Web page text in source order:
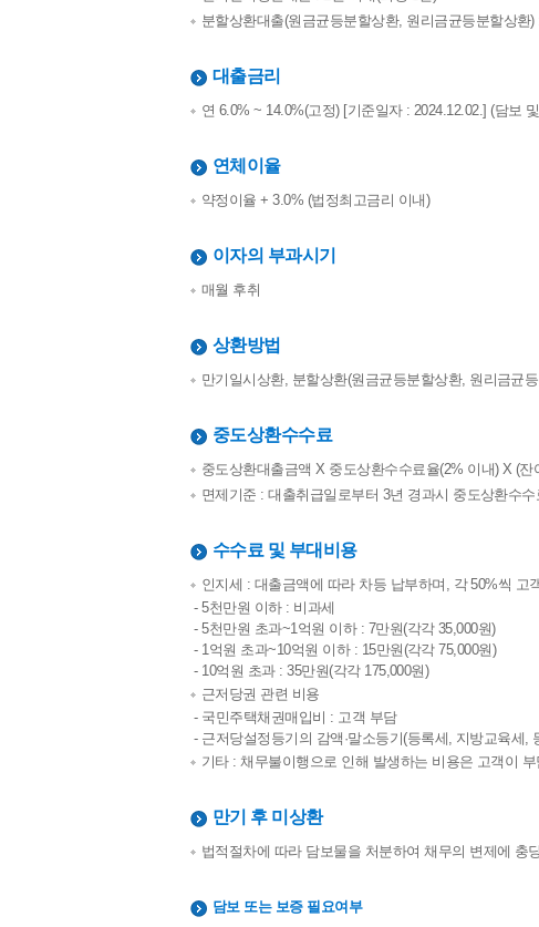
분할상환대출(원금균등분할상환, 원리금균등분할상환)
대출금리
연 6.0% ~ 14.0%(고정) [기준일자 : 2024.12.02.] (담보
연체이율
약정이율 + 3.0% (법정최고금리 이내)
이자의 부과시기
매월 후취
상환방법
만기일시상환, 분할상환(원금균등분할상환, 원리금균
중도상환수수료
중도상환대출금액 X 중도상환수수료율(2% 이내) X (잔
면제기준 : 대출취급일로부터 3년 경과시 중도상환수수
수수료 및 부대비용
인지세 : 대출금액에 따라 차등 납부하며, 각 50%씩 고
- 5천만원 이하 : 비과세
- 5천만원 초과~1억원 이하 : 7만원(각각 35,000원)
- 1억원 초과~10억원 이하 : 15만원(각각 75,000원)
- 10억원 초과 : 35만원(각각 175,000원)
근저당권 관련 비용
- 국민주택채권매입비 : 고객 부담
- 근저당설정등기의 감액·말소등기(등록세, 지방교육세
기타 : 채무불이행으로 인해 발생하는 비용은 고객이
만기 후 미상환
법적절차에 따라 담보물을 처분하여 채무의 변제에 충
담보 또는 보증 필요여부